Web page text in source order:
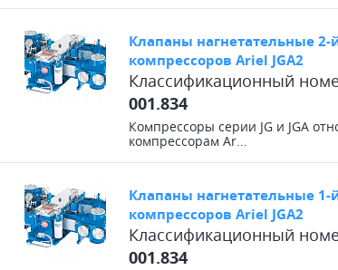
Клапаны нагнетательные 2-
компрессоров Ariel JGA2
Классификационный
001.834
Компрессоры серии JG и JGA
компрессорам Ar...
Клапаны нагнетательные 1-
компрессоров Ariel JGA2
Классификационный
001.834